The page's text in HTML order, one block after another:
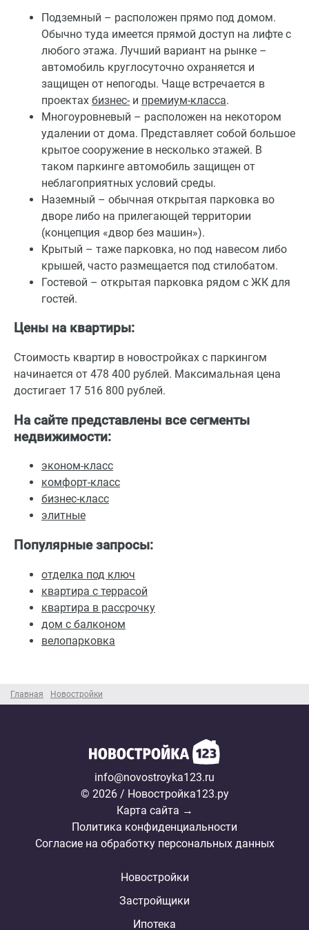
Главная Новостройки
Подземный – расположен прямо под домом.
Обычно туда имеется прямой доступ на лифте с
любого этажа. Лучший вариант на рынке –
автомобиль круглосуточно охраняется и
защищен от непогоды. Чаще встречается в
проектах бизнес- и премиум-класса.
Многоуровневый – расположен на некотором
удалении от дома. Представляет собой большое
крытое сооружение в несколько этажей. В
таком паркинге автомобиль защищен от
неблагоприятных условий среды.
Наземный – обычная открытая парковка во
дворе либо на прилегающей территории
(концепция «двор без машин»).
Крытый – таже парковка, но под навесом либо
крышей, часто размещается под стилобатом.
Гостевой – открытая парковка рядом с ЖК для
гостей.
Цены на квартиры:
Стоимость квартир в новостройках с паркингом
начинается от 478 400 рублей. Максимальная цена
достигает 17 516 800 рублей.
На сайте представлены все сегменты
недвижимости:
эконом-класс
комфорт-класс
бизнес-класс
элитные
Популярные запросы:
отделка под ключ
квартира с террасой
квартира в рассрочку
дом с балконом
велопарковка
info@novostroyka123.ru
© 2026 / Новостройка123.ру
Карта сайта →
Политика конфиденциальности
Согласие на обработку персональных данных
Новостройки
Застройщики
Ипотека